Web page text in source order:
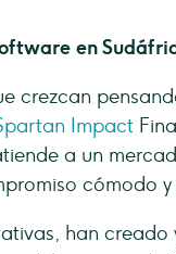
en
crezcan
Impact
a un
cómodo
han